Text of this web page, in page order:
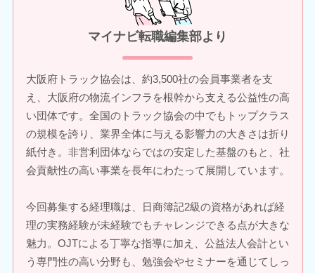
マイナビ転職編集部より
大阪府トラック協会は、約3,500社の会員事業者を支
え、大阪府の物流インフラを根幹から支える公益性の高
い団体です。全国のトラック協会の中でもトップクラス
の規模を誇り、業界全体に与える影響力の大きさは折り
紙付き。非営利団体ならではの安定した基盤のもと、社
会貢献性の高い事業を長年にわたって展開しています。
今回募集する経理職は、日商簿記2級の資格があれば経
理の実務経験が未経験でもチャレンジできる点が大きな
魅力。OJTによる丁寧な指導に加え、公益法人会計とい
う専門性の高い分野も、勉強会やセミナーを通じてしっ